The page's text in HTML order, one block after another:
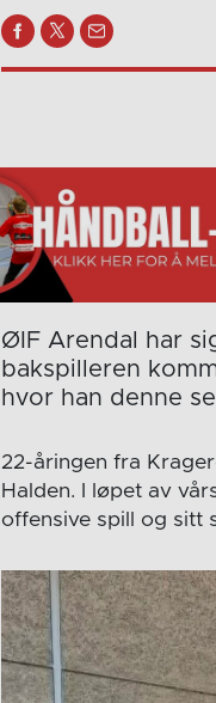
ØIF Arendal har
bakspilleren
hvor han denne
22-åringen fra
Halden. I løpet av
offensive spill og sitt